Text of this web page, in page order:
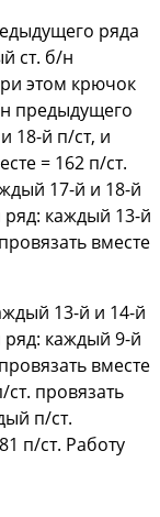
ряда
ст. б/н
этом крючок
н предыдущего
18-й п/ст, и
= 162 п/ст.
17-й и 18-й
ряд: каждый 13-й
вместе
13-й и 14-й
ряд: каждый 9-й
вместе
провязать
п/ст.
п/ст. Работу